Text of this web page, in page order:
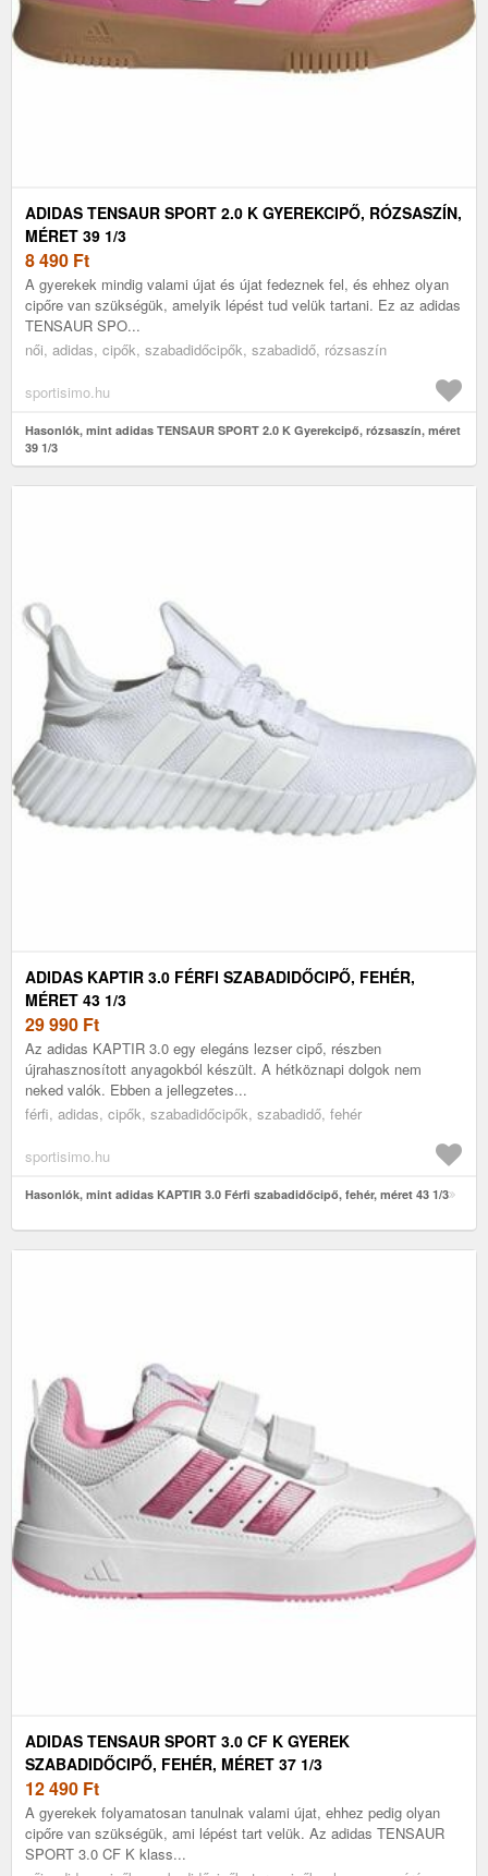
ADIDAS TENSAUR SPORT 2.0 K GYEREKCIPŐ, RÓZSASZÍN,
MÉRET 39 1/3
8 490 Ft
A gyerekek mindig valami újat és újat fedeznek fel, és ehhez olyan
cipőre van szükségük, amelyik lépést tud velük tartani. Ez az adidas
TENSAUR SPO...
női, adidas, cipők, szabadidőcipők, szabadidő, rózsaszín
sportisimo.hu
Hasonlók, mint adidas TENSAUR SPORT 2.0 K Gyerekcipő, rózsaszín, méret
39 1/3
ADIDAS KAPTIR 3.0 FÉRFI SZABADIDŐCIPŐ, FEHÉR,
MÉRET 43 1/3
29 990 Ft
Az adidas KAPTIR 3.0 egy elegáns lezser cipő, részben
újrahasznosított anyagokból készült. A hétköznapi dolgok nem
neked valók. Ebben a jellegzetes...
férfi, adidas, cipők, szabadidőcipők, szabadidő, fehér
sportisimo.hu
Hasonlók, mint adidas KAPTIR 3.0 Férfi szabadidőcipő, fehér, méret 43 1/3
ADIDAS TENSAUR SPORT 3.0 CF K GYEREK
SZABADIDŐCIPŐ, FEHÉR, MÉRET 37 1/3
12 490 Ft
A gyerekek folyamatosan tanulnak valami újat, ehhez pedig olyan
cipőre van szükségük, ami lépést tart velük. Az adidas TENSAUR
SPORT 3.0 CF K klass...